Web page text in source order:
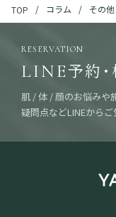
TOP コラム その他
LINE予約
RESERVATION
肌 / 体 / 顔のお悩みや
疑問点などLINEから